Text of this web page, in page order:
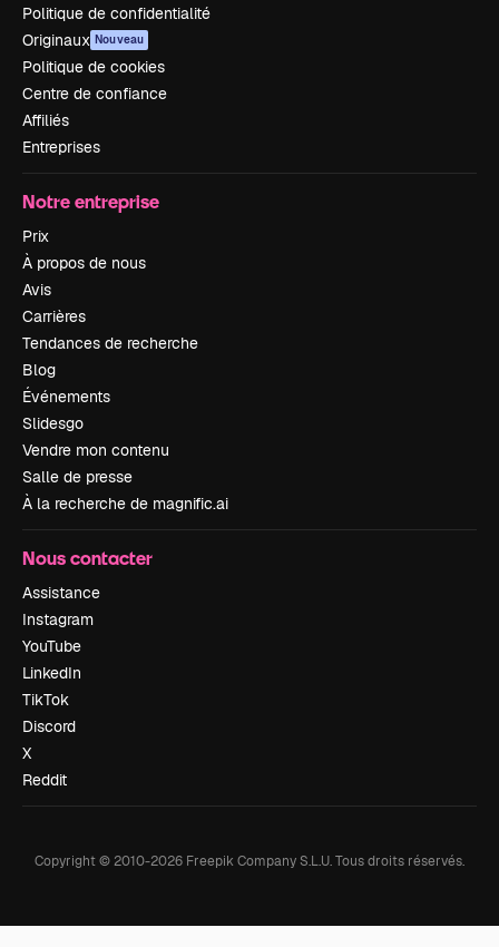
Politique de confidentialité
Originaux Nouveau
Politique de cookies
Centre de confiance
Affiliés
Entreprises
Notre entreprise
Prix
À propos de nous
Avis
Carrières
Tendances de recherche
Blog
Événements
Slidesgo
Vendre mon contenu
Salle de presse
À la recherche de magnific.ai
Nous contacter
Assistance
Instagram
YouTube
LinkedIn
TikTok
Discord
X
Reddit
Copyright © 2010-2026 Freepik Company S.L.U.Tous droits réservés.